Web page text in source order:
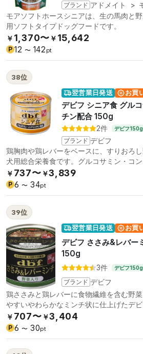
ブランド アドメイト >
モアソフトホースシニアは、生の馬肉と
用ソフトタイプドッグフードです。
￥ 1,370〜 ￥ 15,642
P 12 〜 142 pt
38位
翌営業日発送 お買
デビフ シニア食 グル
チン配合 150g
2件 デビフ
ブランド デビフ
鶏胸肉や鶏レバーをベースに、すりおろ
犬用総合栄養食です。グルコサミン・コン
￥ 737〜 ￥3,839
P 6 〜 34pt
39位
翌営業日発送 お買
デビフ ささみ&レバー
150g
3件 デビフ
ブランド デビフ
鶏ささみと鶏レバーに食物繊維を含む野
やすいやわらかなミンチ状に仕上げたデ
す。
￥ 707〜 ￥3,404
P 6 〜 30pt